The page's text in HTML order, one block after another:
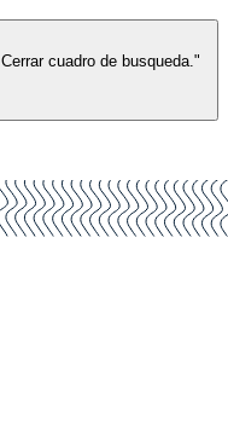
Cerrar cuadro de busqueda."